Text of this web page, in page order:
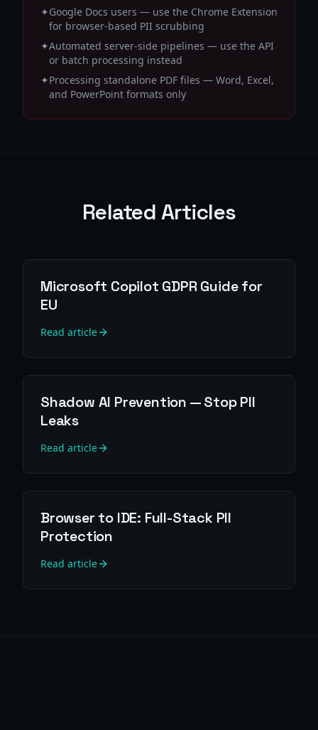
✦Google Docs users — use the Chrome Extension
for browser-based PII scrubbing
✦Automated server-side pipelines — use the API
or batch processing instead
✦Processing standalone PDF files — Word, Excel,
and PowerPoint formats only
Related Articles
Microsoft Copilot GDPR Guide for
EU
Read article
Shadow AI Prevention — Stop PII
Leaks
Read article
Browser to IDE: Full-Stack PII
Protection
Read article